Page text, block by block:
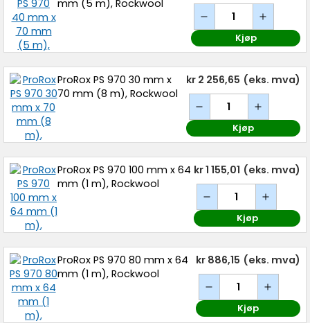
mm (5 m), Rockwool
Kjøp
ProRox PS 970 30 mm x
70 mm (8 m), Rockwool
kr 2 256,65 (eks. mva)
Kjøp
ProRox PS 970 100 mm x 64
mm (1 m), Rockwool
kr 1 155,01 (eks. mva)
Kjøp
ProRox PS 970 80 mm x 64
mm (1 m), Rockwool
kr 886,15 (eks. mva)
Kjøp